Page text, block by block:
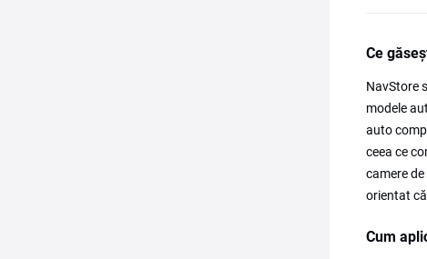
Ce
NavStore
modele
auto
ceea ce
camere
orientat
Cum